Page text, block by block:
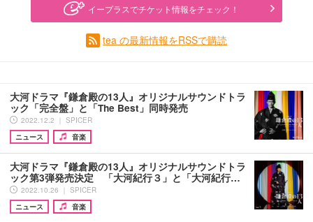
イープラスでチケット情報をチェック！
tea の最新情報をRSSで購読
大河ドラマ『鎌倉殿の13人』オリジナルサウンドトラ
ック「完全盤」と「The Best」同時発売
2022.12.2 ｜ SPICER
ニュース
音楽
大河ドラマ『鎌倉殿の13人』オリジナルサウンドトラ
ック第3弾発売決定 「大河紀行３」と「大河紀行…
2022.10.26 ｜ SPICER
ニュース
音楽